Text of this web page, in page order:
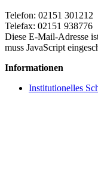
Telefon: 02151 301212
Telefax: 02151 938776
Diese E-Mail-Adresse
muss JavaScript
Informationen
Institutionelles